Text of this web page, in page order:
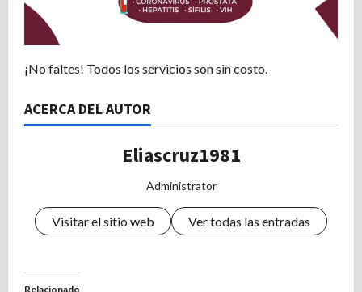
¡No faltes! Todos los servicios son sin costo.
ACERCA DEL AUTOR
Eliascruz1981
Administrator
Visitar el sitio web Ver todas las entradas
Relacionado